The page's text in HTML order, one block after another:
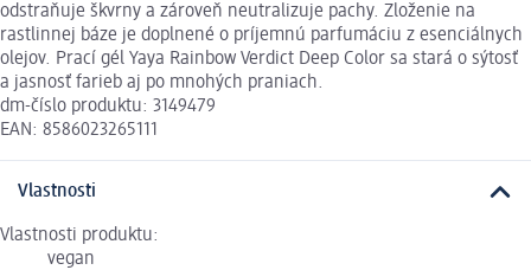
odstraňuje škvrny a zároveň neutralizuje pachy. Zloženie na
rastlinnej báze je doplnené o príjemnú parfumáciu z esenciálnych
olejov. Prací gél Yaya Rainbow Verdict Deep Color sa stará o sýtosť
a jasnosť farieb aj po mnohých praniach.
dm-číslo produktu: 3149479
EAN: 8586023265111
Vlastnosti
Vlastnosti produktu:
vegan